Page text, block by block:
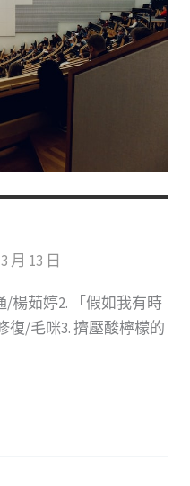
月 13 日
/楊茹婷2. 「假如我有時
復/毛咪3. 擠壓酸檸檬的